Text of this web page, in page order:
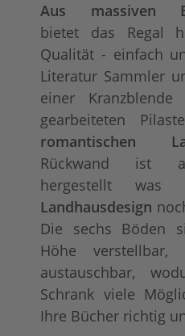
Aus massiven
bietet das Regal
Qualität - einfach
Literatur Sammler
einer
gearbeiteten
romantischen
Rückwand ist
hergestellt
Landhausdesign
Die sechs Böden
Höhe
austauschbar,
Schrank viele
Ihre Bücher richtig